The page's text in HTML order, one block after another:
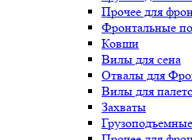
Прочее для
Фронтальные
Ковши
Вилы для сена
Отвалы для
Вилы для
Захваты